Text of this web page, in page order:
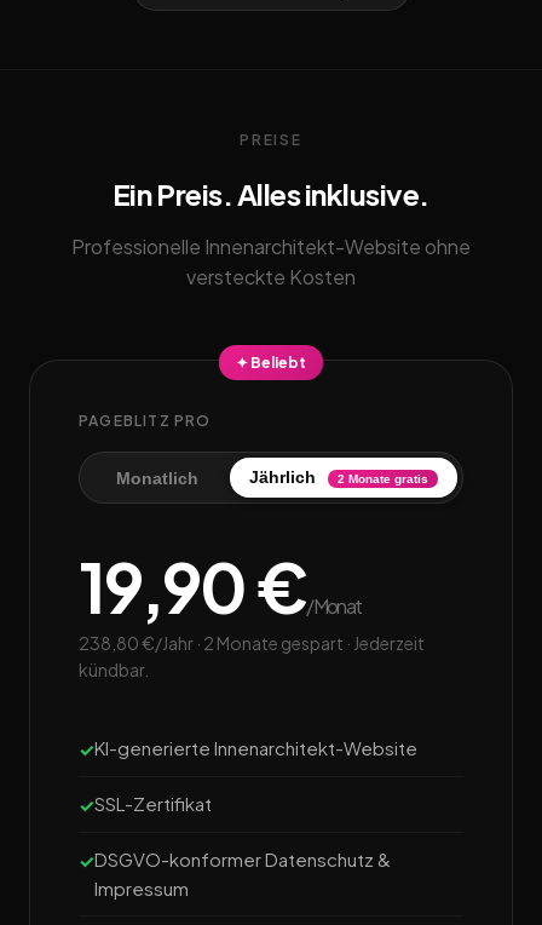
PREISE
Ein Preis. Alles inklusive.
Professionelle Innenarchitekt-Website ohne
versteckte Kosten
✦ Beliebt
PAGEBLITZ PRO
Monatlich Jährlich 2 Monate gratis
19,90 €/Monat
238,80 €/Jahr · 2 Monate gespart · Jederzeit
kündbar.
KI-generierte Innenarchitekt-Website
SSL-Zertifikat
DSGVO-konformer Datenschutz &
Impressum